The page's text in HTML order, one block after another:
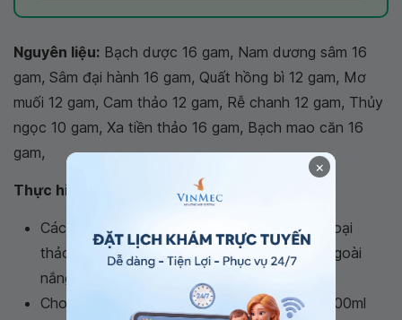
Nguyên liệu: Bạch dược 16 gam, Nam dương sâm 16
gam, Sâm đại hành 16 gam, Quất hồng bì 12 gam, Mơ
muối 12 gam, Cam thảo 12 gam, Rễ chanh 12 gam, Thủy
ngọc 10 gam, Xa tiền thảo 16 gam, Bạch mao căn 16
gam,
Thực hiện:
Các dược liệu đem rửa sạch, phơi khô. Các loại
thảo dược tươi cần sao khô trước và phơi ngoài
nắng.
Cho tất cả vào siêu thuốc đun lửa nhỏ với 400ml
×